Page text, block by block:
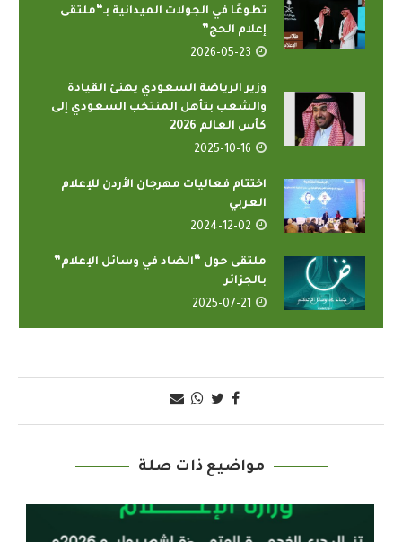
تطوعًا في الجولات الميدانية بـ“ملتقى
إعلام الحج”
2026-05-23
وزير الرياضة السعودي يهنئ القيادة
والشعب بتأهل المنتخب السعودي إلى
كأس العالم 2026
2025-10-16
اختتام فعاليات مهرجان الأردن للإعلام
العربي
2024-12-02
ملتقى حول “الضاد في وسائل الإعلام”
بالجزائر
2025-07-21
مواضيع ذات صلة